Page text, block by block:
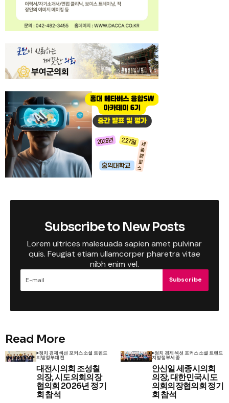
Subscribe to New Posts
Lorem ultrices malesuada sapien amet pulvinar
quis. Feugiat etiam ullamcorper pharetra vitae
nibh enim vel.
Subscribe
Read More
정치 경제섹션 포커스소셜 트렌드
지방정부대전
대전시의회 조성칠
의장, 시도의회의장
협의회 2026년 정기
회 참석
정치 경제섹션 포커스소셜 트렌드
지방정부세종
안신일 세종시의회
의장, 대한민국시도
의회의장협의회 정기
회 참석